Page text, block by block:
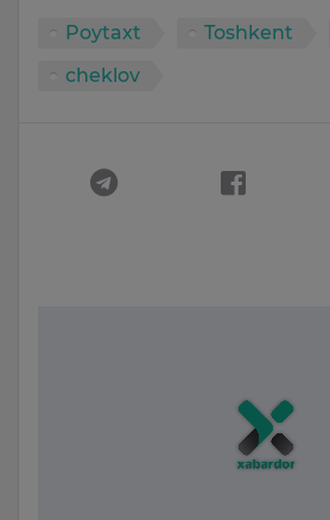
Poytaxt Toshkent
cheklov